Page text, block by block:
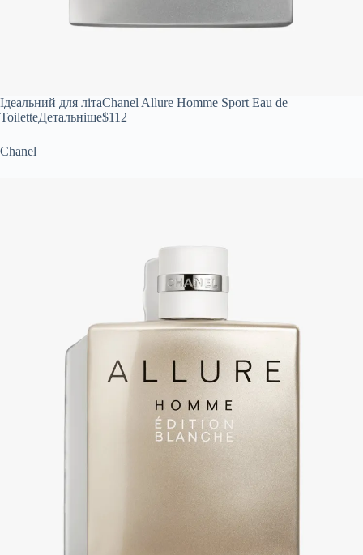
Ідеальний для літаChanel Allure Homme Sport Eau de
ToiletteДетальніше$112
Chanel